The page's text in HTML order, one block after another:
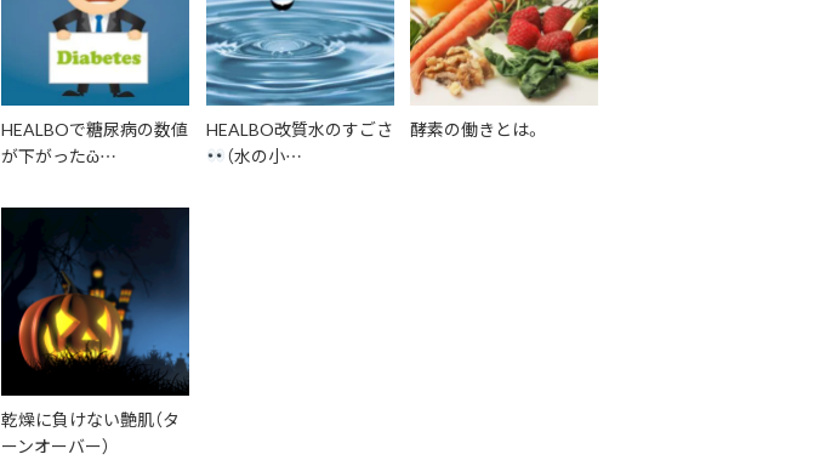
HEALBOで糖尿病の数値
が下がったὣ…
HEALBO改質水のすごさ
（水の小…
酵素の働きとは。
乾燥に負けない艶肌（タ
ーンオーバー）